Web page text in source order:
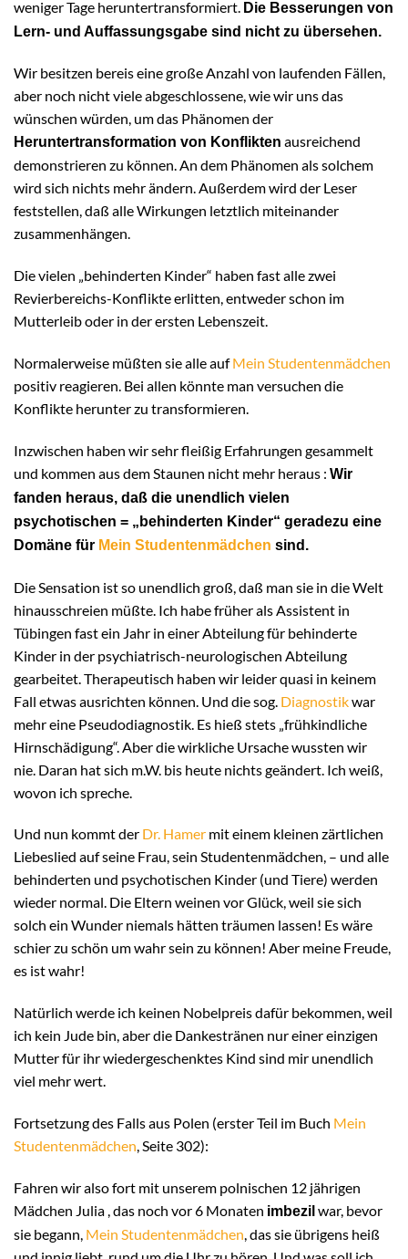
weniger Tage heruntertransformiert. Die Besserungen von
Lern- und Auffassungsgabe sind nicht zu übersehen.
Wir besitzen bereis eine große Anzahl von laufenden Fällen,
aber noch nicht viele abgeschlossene, wie wir uns das
wünschen würden, um das Phänomen der
Heruntertransformation von Konflikten ausreichend
demonstrieren zu können. An dem Phänomen als solchem
wird sich nichts mehr ändern. Außerdem wird der Leser
feststellen, daß alle Wirkungen letztlich miteinander
zusammenhängen.
Die vielen „behinderten Kinder“ haben fast alle zwei
Revierbereichs-Konflikte erlitten, entweder schon im
Mutterleib oder in der ersten Lebenszeit.
Normalerweise müßten sie alle aufMein Studentenmädchen
positiv reagieren. Bei allen könnte man versuchen die
Konflikte herunter zu transformieren.
Inzwischen haben wir sehr fleißig Erfahrungen gesammelt
und kommen aus dem Staunen nicht mehr heraus : Wir
fanden heraus, daß die unendlich vielen
psychotischen = „behinderten Kinder“ geradezu eine
Domäne für Mein Studentenmädchen sind.
Die Sensation ist so unendlich groß, daß man sie in die Welt
hinausschreien müßte. Ich habe früher als Assistent in
Tübingen fast ein Jahr in einer Abteilung für behinderte
Kinder in der psychiatrisch-neurologischen Abteilung
gearbeitet. Therapeutisch haben wir leider quasi in keinem
Fall etwas ausrichten können. Und die sog. Diagnostikwar
mehr eine Pseudodiagnostik. Es hieß stets „frühkindliche
Hirnschädigung“. Aber die wirkliche Ursache wussten wir
nie. Daran hat sich m.W. bis heute nichts geändert. Ich weiß,
wovon ich spreche.
Und nun kommt der Dr. Hamer mit einem kleinen zärtlichen
Liebeslied auf seine Frau, sein Studentenmädchen, – und alle
behinderten und psychotischen Kinder (und Tiere) werden
wieder normal. Die Eltern weinen vor Glück, weil sie sich
solch ein Wunder niemals hätten träumen lassen! Es wäre
schier zu schön um wahr sein zu können! Aber meine Freude,
es ist wahr!
Natürlich werde ich keinen Nobelpreis dafür bekommen, weil
ich kein Jude bin, aber die Dankestränen nur einer einzigen
Mutter für ihr wiedergeschenktes Kind sind mir unendlich
viel mehr wert.
Fortsetzung des Falls aus Polen (erster Teil im Buch Mein
Studentenmädchen, Seite 302):
Fahren wir also fort mit unserem polnischen 12 jährigen
Mädchen Julia , das noch vor 6 Monaten imbezil war, bevor
sie begann, Mein Studentenmädchen , das sie übrigens heiß